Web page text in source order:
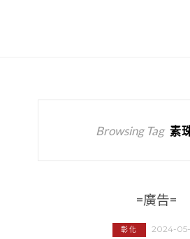
Browsing Tag 素
=廣告=
彰化 2024-